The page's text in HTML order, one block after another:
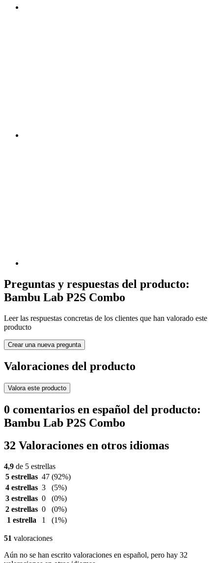
Preguntas y respuestas del producto:
Bambu Lab P2S Combo
Leer las respuestas concretas de los clientes que han valorado este
producto
Crear una nueva pregunta
Valoraciones del producto
Valora este producto
0 comentarios en español del producto:
Bambu Lab P2S Combo
32 Valoraciones en otros idiomas
4,9 de 5 estrellas
5 estrellas 47 (92%)
4 estrellas 3
(5%)
3 estrellas 0
(0%)
2 estrellas 0
(0%)
1 estrella
1 (1%)
51 valoraciones
Aún no se han escrito valoraciones en español, pero hay 32